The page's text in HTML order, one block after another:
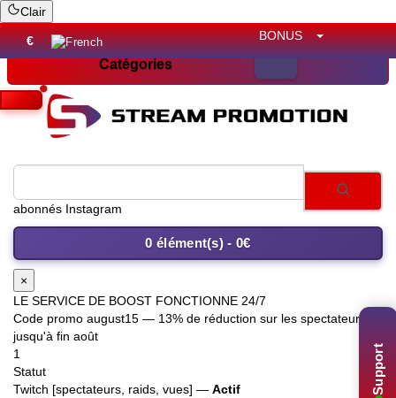
Clair
Support
€ BONUS
abonnés Instagram
0 élément(s) - 0€
×
LE SERVICE DE BOOST FONCTIONNE 24/7
Code promo august15 — 13% de réduction sur les spectateurs
jusqu'à fin août
1
Statut
Twitch [spectateurs, raids, vues] — Actif
Catégories